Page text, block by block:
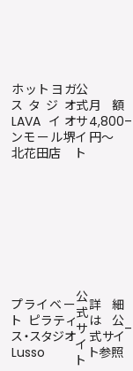
ホットヨガ
スタジオ
LAVA イオ
ンモール堺
北花田店
公
式
サ
イ
ト
月額
4,800
円〜
–
プライベー
ト ピラティ
ス・スタジオ
Lusso
公
式
サ
イ
ト
詳細
は公
式サイ
ト参照
–